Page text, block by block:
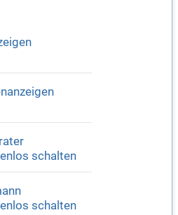
schalten
schalten